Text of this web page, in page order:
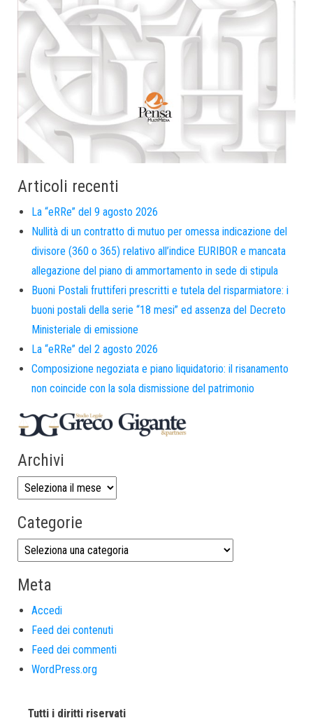
Articoli recenti
La “eRRe” del 9 agosto 2026
Nullità di un contratto di mutuo per omessa indicazione del
divisore (360 o 365) relativo all’indice EURIBOR e mancata
allegazione del piano di ammortamento in sede di stipula
Buoni Postali fruttiferi prescritti e tutela del risparmiatore: i
buoni postali della serie “18 mesi” ed assenza del Decreto
Ministeriale di emissione
La “eRRe” del 2 agosto 2026
Composizione negoziata e piano liquidatorio: il risanamento
non coincide con la sola dismissione del patrimonio
Archivi
Categorie
Meta
Accedi
Feed dei contenuti
Feed dei commenti
WordPress.org
Tutti i diritti riservati